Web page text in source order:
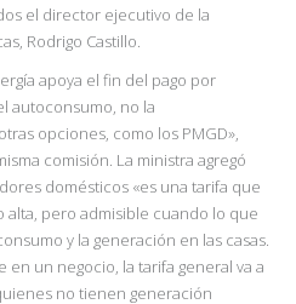
el director ejecutivo de la
Rodrigo Castillo.
apoya el fin del pago por
autoconsumo, no la
opciones, como los PMGD»,
comisión. La ministra agregó
domésticos «es una tarifa que
alta, pero admisible cuando lo que
y la generación en las casas.
en un negocio, la tarifa general va a
no tienen generación